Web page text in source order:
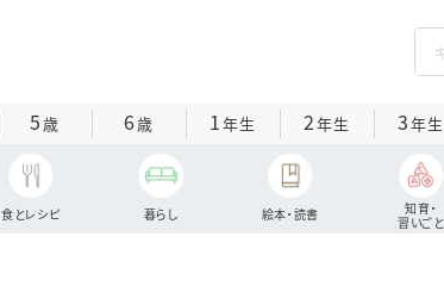
5歳 6歳 1年生 2年生 3年生
食とレシピ 暮らし 絵本・読書
知育・
習いごと